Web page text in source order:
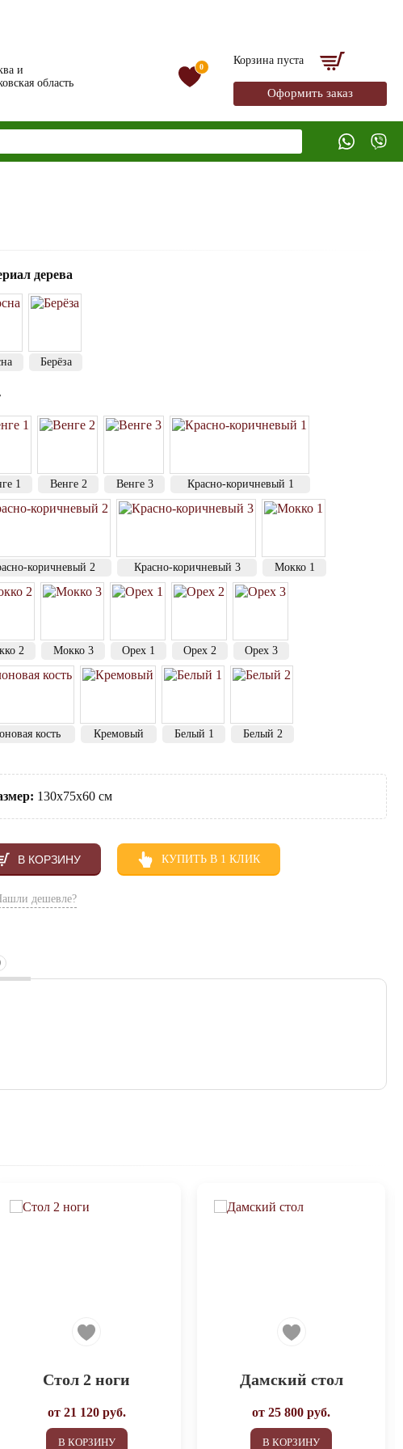
и
область
0
Корзина пуста
Оформить заказ
дерева
Берёза
1 Венге 2 Венге 3 Красно-коричневый 1
коричневый 2 Красно-коричневый 3 Мокко 1
2 Мокко 3 Орех 1 Орех 2 Орех 3
кость Кремовый Белый 1 Белый 2
130х75х60 см
В КОРЗИНУ КУПИТЬ В 1 КЛИК
дешевле?
Стол 2 ноги
от 21 120руб.
В КОРЗИНУ
Дамский стол
от25 800 руб.
В КОРЗИНУ